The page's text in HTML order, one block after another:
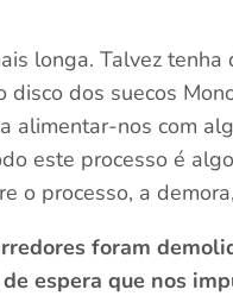
longa. Talvez
disco dos suecos
alimentar-nos com
este processo é
o processo, a
foram
espera que nos